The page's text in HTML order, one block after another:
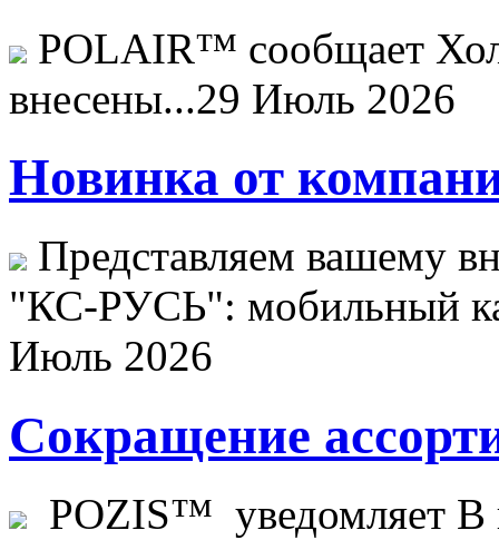
POLAIR™ сообщает
внесены...29 Июль 2026
Новинка от
Представляем вашему
"КС-РУСЬ": мобильный
Июль 2026
Сокращение
POZIS™ уведомляет В